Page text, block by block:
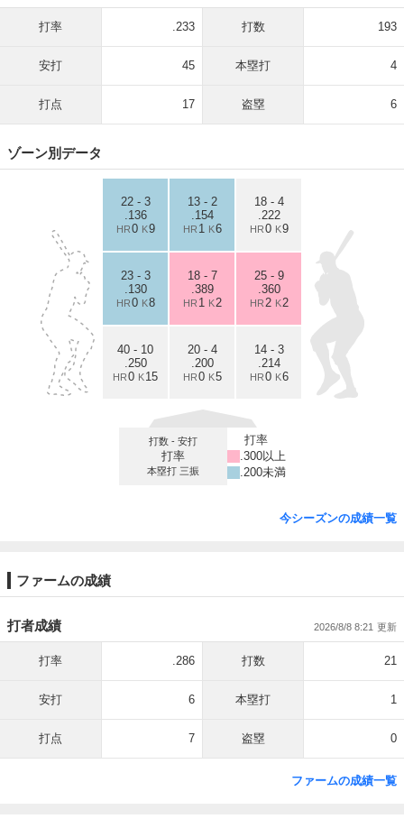
打率 .233 打数 193
安打 45 本塁打 4
打点 17 盗塁 6
ゾーン別データ
22 - 3
.136
HR0 K9
13 - 2
.154
HR 1 K6
18 - 4
.222
HR0 K9
23 - 3
.130
HR0 K8
18 - 7
.389
HR 1 K 2
25 - 9
.360
HR 2 K 2
40 - 10
.250
HR0 K15
20 - 4
.200
HR0 K5
14 - 3
.214
HR0 K6
打数 - 安打
打率
本塁打 三振
打率
.300以上
.200未満
今シーズンの成績一覧
ファームの成績
打者成績 2026/8/8 8:21
打率 .286 打数 21
安打 6 本塁打 1
打点 7 盗塁 0
ファームの成績一覧